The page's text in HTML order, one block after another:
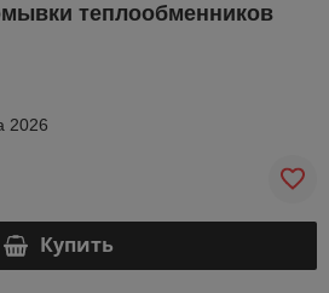
теплообменников
2026
Купить